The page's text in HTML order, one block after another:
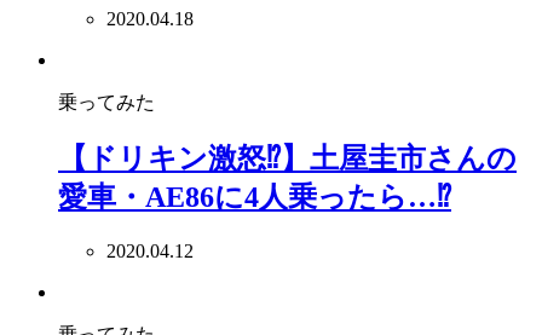
2020.04.18
乗ってみた
【ドリキン激怒⁉】土屋圭市さんの
愛車・AE86に4人乗ったら…⁉
2020.04.12